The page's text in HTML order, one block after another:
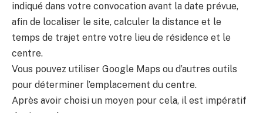
indiqué dans votre convocation avant la date prévue,
afin de localiser le site, calculer la distance et le
temps de trajet entre votre lieu de résidence et le
centre.
Vous pouvez utiliser Google Maps ou d’autres outils
pour déterminer l’emplacement du centre.
Après avoir choisi un moyen pour cela, il est impératif